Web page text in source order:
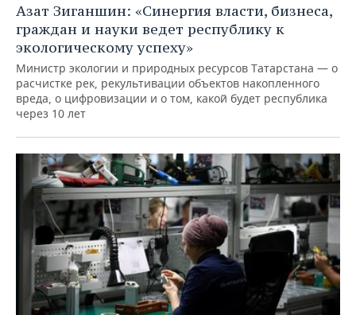
Азат Зиганшин: «Синергия власти, бизнеса,
граждан и науки ведет республику к
экологическому успеху»
Министр экологии и природных ресурсов Татарстана — о
расчистке рек, рекультивации объектов накопленного
вреда, о цифровизации и о том, какой будет республика
через 10 лет